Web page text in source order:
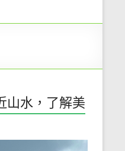
山水，了解美